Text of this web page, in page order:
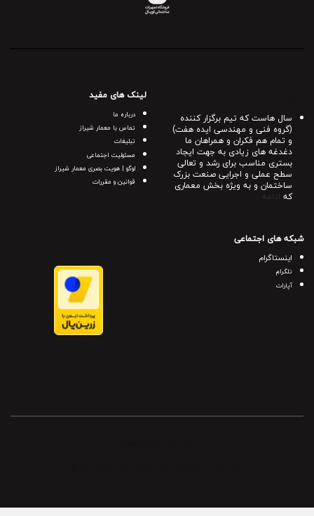
سال هاست که تیم برگزار کننده
(گروه فنی و مهندسی ایده هفت)
و تمام هم فکران و همراهان ما
دغدغه های زیادی به جهت ایجاد
بستری مناسب برای رشد و تعالی
سطح عملی و اجرایی صنعت بزرک
ساختمان و به ویژه بخش معماری
که
لینک های مفید
درباره ما
تماس با معمار شیراز
تبلیغات
مسئولیت اجتماعی
لوگو | هویت بصری معمار شیراز
قوانین و مقررات
شبکه های اجتماعی
اینستاگرام
تلگرام
آپارات